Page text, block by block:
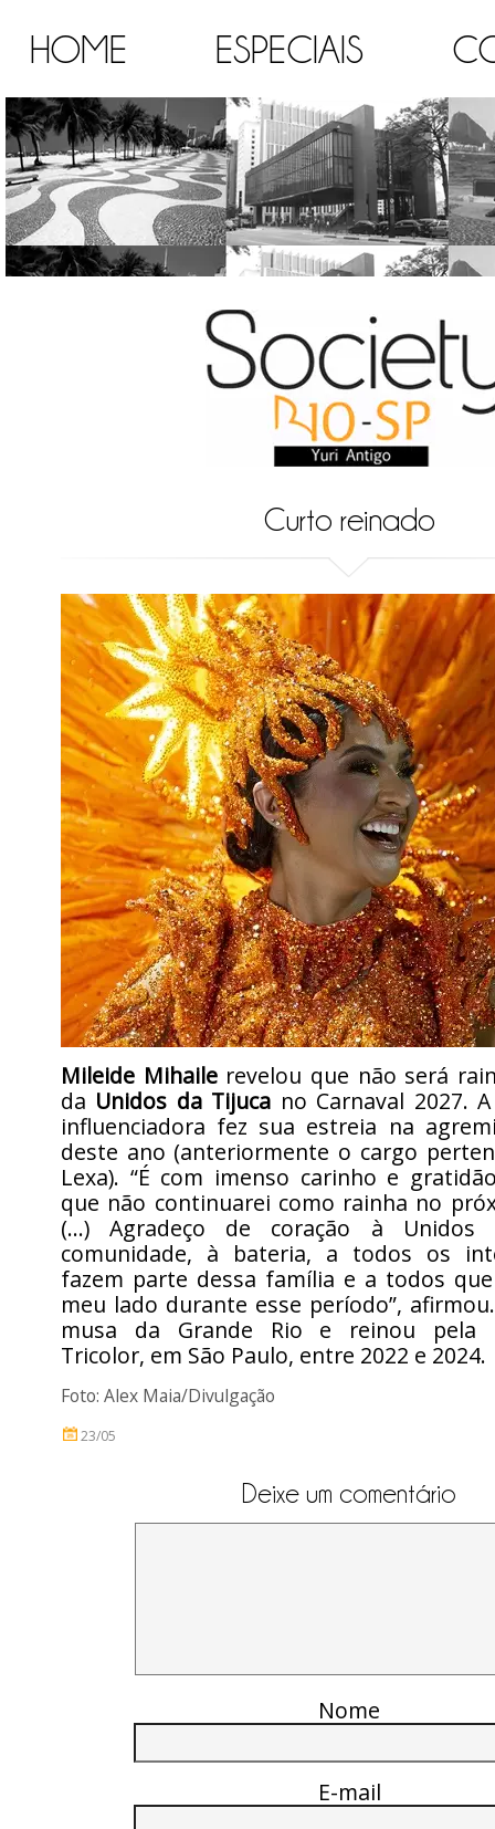
HOME ESPECIAIS
Curto reinado
Mileide Mihailerevelou que não será
da Unidos da Tijuca no Carnaval 2027.
influenciadora fez sua estreia na
deste ano (anteriormente o cargo
Lexa). “É com imenso carinho e
que não continuarei como rainha no
(…) Agradeço de coração à Unidos
comunidade, à bateria, a todos os
fazem parte dessa família e a todos
meu lado durante esse período”,
musa da Grande Rio e reinou pela
Tricolor, em São Paulo, entre 2022 e 2024.
Foto: Alex Maia/Divulgação
23/05
Deixe um comentário
Nome
E-mail